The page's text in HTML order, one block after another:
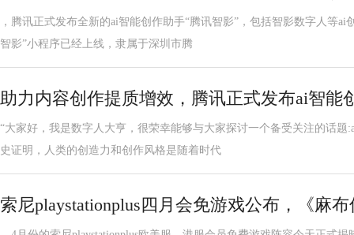
，腾讯正式发布全新的ai智能创作助手“腾讯智影”，包括智影数字人等
智影”小程序已经上线，隶属于深圳市腾
助力内容创作提质增效，腾讯正式发布ai智能
“大家好，我是数字人大亨，很荣幸能够与大家探讨一个备受关注的话题
史证明，人类的创造力和创作风格是随着时代
索尼playstationplus四月会免游戏公布，《麻